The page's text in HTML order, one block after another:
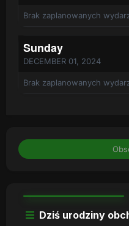
Brak zaplanowanych
Sunday
DECEMBER 01, 2024
Brak zaplanowanych
Dziś urodziny